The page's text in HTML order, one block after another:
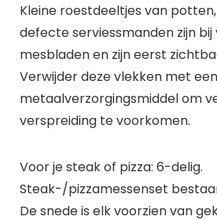
Kleine roestdeeltjes van
defecte serviessmanden zijn
mesbladen en zijn eerst
Verwijder deze vlekken met een
metaalverzorgingsmiddel om
verspreiding te voorkomen.
Voor je steak of pizza: 6-delig.
Steak-/pizzamessenset
De snede is elk voorzien van